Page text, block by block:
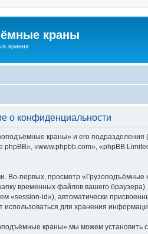
краны
кранах
о конфиденциальности
краны» и его
«www.phpbb.com», «phpBB
Во-первых, просмотр
временных файлов вашего
«session-id»), автоматически
для хранения
краны» мы можем